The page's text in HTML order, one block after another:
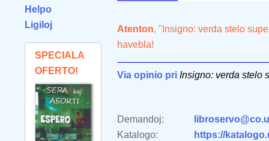
Helpo
Ligiloj
SPECIALA
OFERTO!
Atenton, "Insigno: verda stelo
havebla!
Via opinio pri Insigno: verda stelo
Demandoj:
Katalogo:
https://